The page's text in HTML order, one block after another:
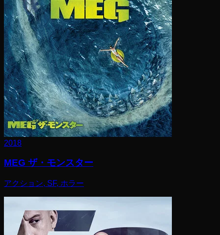
2018
MEG ザ・モンスター
アクション, SF, ホラー